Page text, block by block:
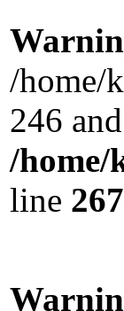
/home/
246
/
line 267